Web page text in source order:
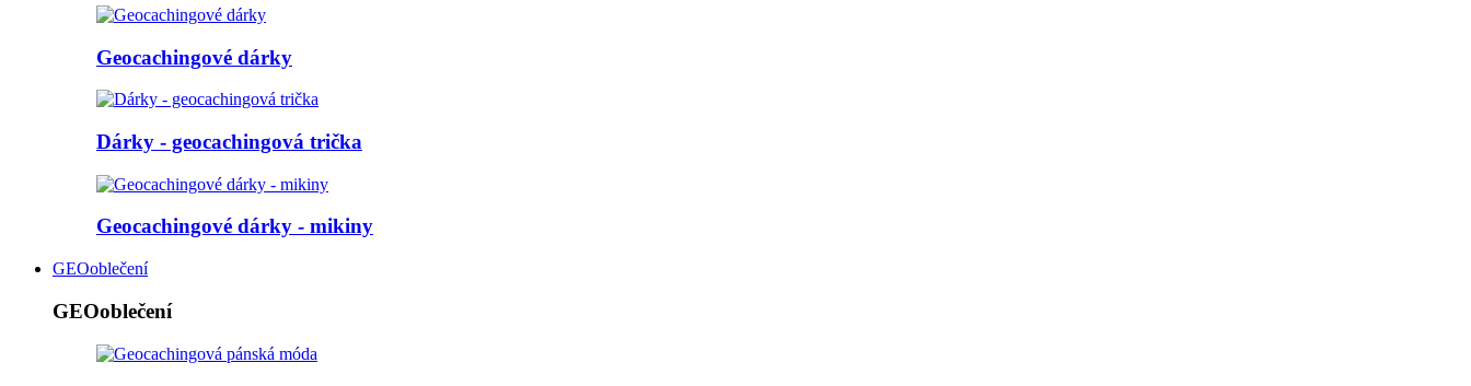
Geocachingové dárky
Dárky - geocachingová trička
Geocachingové dárky - mikiny
GEOoblečení
GEOoblečení